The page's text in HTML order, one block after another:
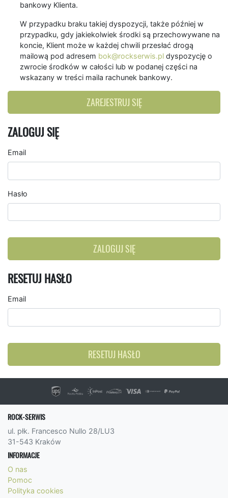
bankowy Klienta.
W przypadku braku takiej dyspozycji, także później w
przypadku, gdy jakiekolwiek środki są przechowywane na
koncie, Klient może w każdej chwili przesłać drogą
mailową pod adresem bok@rockserwis.pl dyspozycję o
zwrocie środków w całości lub w podanej części na
wskazany w treści maila rachunek bankowy.
ZAREJESTRUJ SIĘ
ZALOGUJ SIĘ
Email
Hasło
ZALOGUJ SIĘ
RESETUJ HASŁO
Email
RESETUJ HASŁO
ROCK-SERWIS
ul. płk. Francesco Nullo 28/LU3
31-543 Kraków
INFORMACJE
O nas
Pomoc
Polityka cookies